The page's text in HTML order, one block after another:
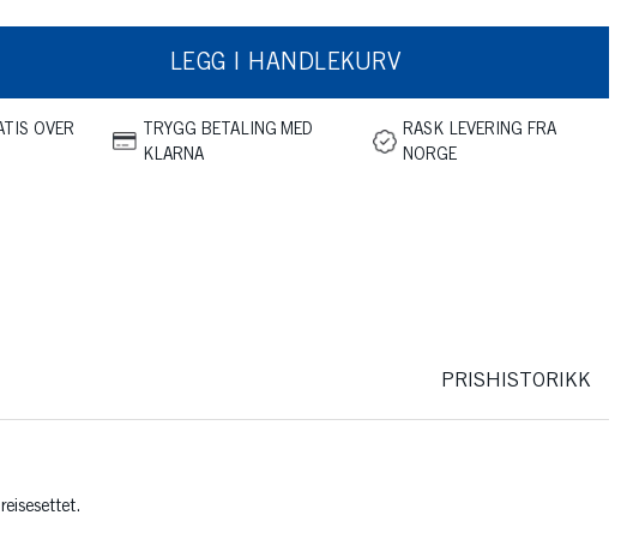
LEGG I HANDLEKURV
OVER
TRYGG BETALING MED
KLARNA
RASK LEVERING FRA
NORGE
PRISHISTORIKK